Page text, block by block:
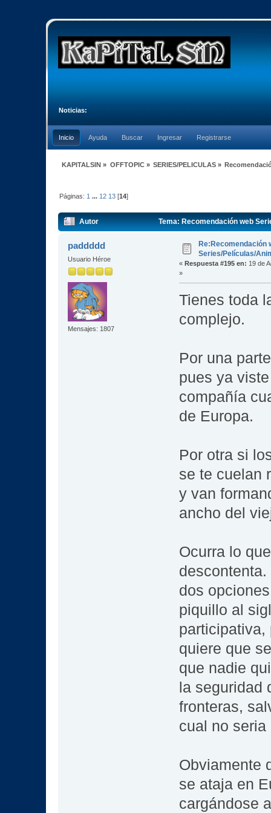
Noticias:
Inicio Ayuda Buscar Ingresar Registrarse
KAPITALSIN » OFFTOPIC» SERIES/PELICULAS»
Páginas: 1 ... 12 13 [14]
Autor Tema: Recomendación web
paddddd
Usuario Héroe
Mensajes: 1807
Re:Recomendación
Series/Películas/
« Respuesta #195 en: 19 de
»
Tienes toda
complejo.
Por una
pues ya
compañía
de Europa.
Por otra si
se te cuelan
y van
ancho del
Ocurra lo
dos
piquillo al
participativa,
quiere que
que nadie
la seguridad
fronteras,
cual no
Obviamente
se ataja en
cargándose